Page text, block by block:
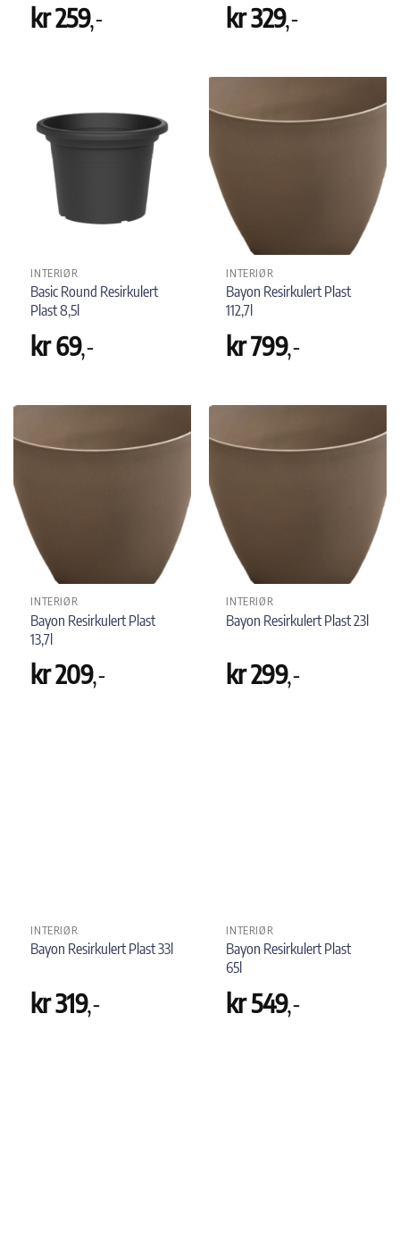
kr259,- kr329,-
INTERIØR
Basic Round Resirkulert
Plast 8,5l
kr69,-
INTERIØR
Bayon Resirkulert Plast
112,7l
kr799,-
INTERIØR
Bayon Resirkulert Plast
13,7l
kr209,-
INTERIØR
Bayon Resirkulert Plast 23l
kr299,-
INTERIØR
Bayon Resirkulert Plast 33l
kr319,-
INTERIØR
Bayon Resirkulert Plast
65l
kr549,-